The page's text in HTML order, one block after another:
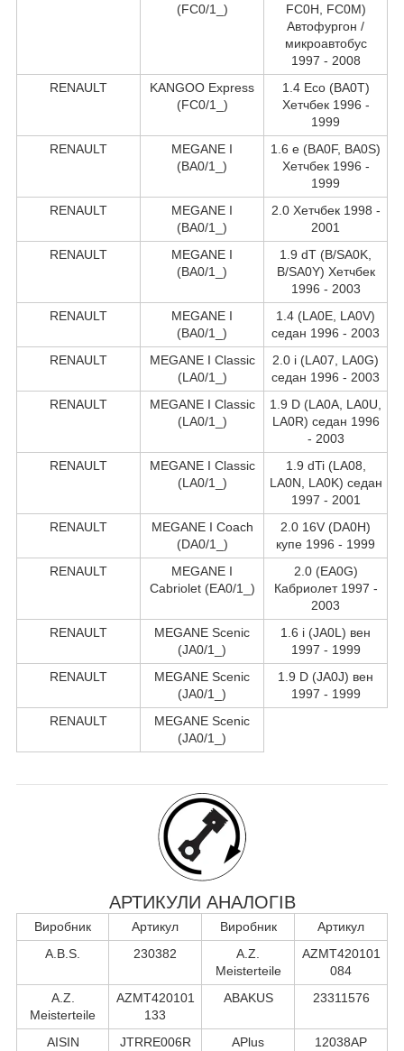
(FC0/1_)
FC0H, FC0M)
Автофургон /
микроавтобус
1997 - 2008
RENAULT
KANGOO Express
(FC0/1_)
1.4 Eco (BA0T)
Хетчбек 1996 -
1999
RENAULT
MEGANE I
(BA0/1_)
1.6 e (BA0F, BA0S)
Хетчбек 1996 -
1999
RENAULT
MEGANE I
(BA0/1_)
2.0 Хетчбек 1998 -
2001
RENAULT
MEGANE I
(BA0/1_)
1.9 dT (B/SA0K,
B/SA0Y) Хетчбек
1996 - 2003
RENAULT
MEGANE I
(BA0/1_)
1.4 (LA0E, LA0V)
седан 1996 - 2003
RENAULT
MEGANE I Classic
(LA0/1_)
2.0 i (LA07, LA0G)
седан 1996 - 2003
RENAULT
MEGANE I Classic
(LA0/1_)
1.9 D (LA0A, LA0U,
LA0R) седан 1996
- 2003
RENAULT
MEGANE I Classic
(LA0/1_)
1.9 dTi (LA08,
LA0N, LA0K) седан
1997 - 2001
RENAULT
MEGANE I Coach
(DA0/1_)
2.0 16V (DA0H)
купе 1996 - 1999
RENAULT
MEGANE I
Cabriolet (EA0/1_)
2.0 (EA0G)
Кабриолет 1997 -
2003
RENAULT
MEGANE Scenic
(JA0/1_)
1.6 i (JA0L) вен
1997 - 1999
RENAULT
MEGANE Scenic
(JA0/1_)
1.9 D (JA0J) вен
1997 - 1999
RENAULT
MEGANE Scenic
(JA0/1_)
АРТИКУЛИ АНАЛОГІВ
Виробник Артикул Виробник
Артикул
A.B.S.
230382
A.Z.
Meisterteile
AZMT420101
084
A.Z.
Meisterteile
AZMT420101
133
ABAKUS 23311576
AISIN JTRRE006R APlus 12038AP